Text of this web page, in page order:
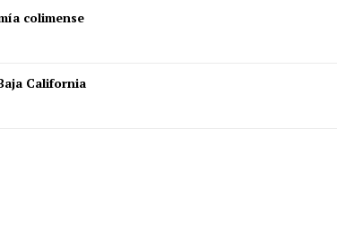
colimense
California